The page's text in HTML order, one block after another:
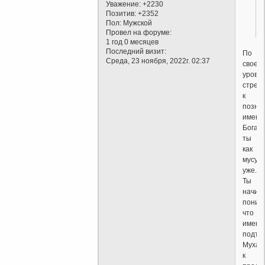
Уважение: +2230
Позитив: +2352
Пол: Мужской
Провел на форуме:
1 год 0 месяцев
Последний визит:
Среда, 23 ноября, 2022г. 02:37
По
к
имен
Бога
ты
как
уже.
Ты
что
к